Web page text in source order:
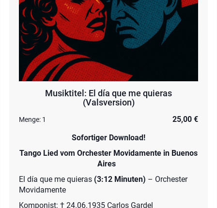
Musiktitel: El día que me quieras
(Valsversion)
Menge: 1
25,00 €
Sofortiger Download!
Tango Lied vom Orchester Movidamente in Buenos
Aires
El día que me quieras (3:12 Minuten) – Orchester
Movidamente
Komponist: † 24.06.1935 Carlos Gardel